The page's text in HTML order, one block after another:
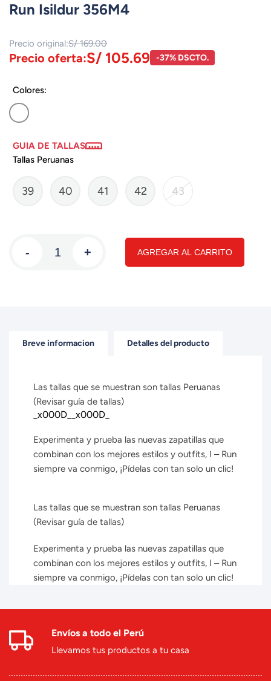
Run Isildur 356M4
Precio original:S/ 169.00
Precio oferta:S/ 105.69 -37% DSCTO.
Colores:
GUIA DE TALLAS
Tallas Peruanas
39 40 41 42 43
- + AGREGAR AL CARRITO
Breve informacion Detalles del producto
Las tallas que se muestran son tallas Peruanas
(Revisar guía de tallas)
_x000D__x000D_
Experimenta y prueba las nuevas zapatillas que
combinan con los mejores estilos y outfits, I – Run
siempre va conmigo, ¡Pídelas con tan solo un clic!
Las tallas que se muestran son tallas Peruanas
(Revisar guía de tallas)
Experimenta y prueba las nuevas zapatillas que
combinan con los mejores estilos y outfits, I – Run
siempre va conmigo, ¡Pídelas con tan solo un clic!
Envíos a todo el Perú
Llevamos tus productos a tu casa